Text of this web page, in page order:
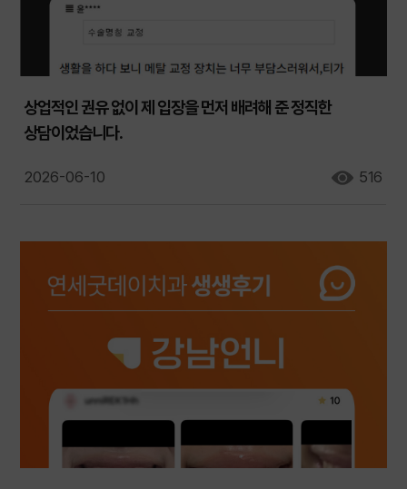
상업적인 권유 없이 제 입장을 먼저 배려해 준 정직한
상담이었습니다.
2026-06-10 516